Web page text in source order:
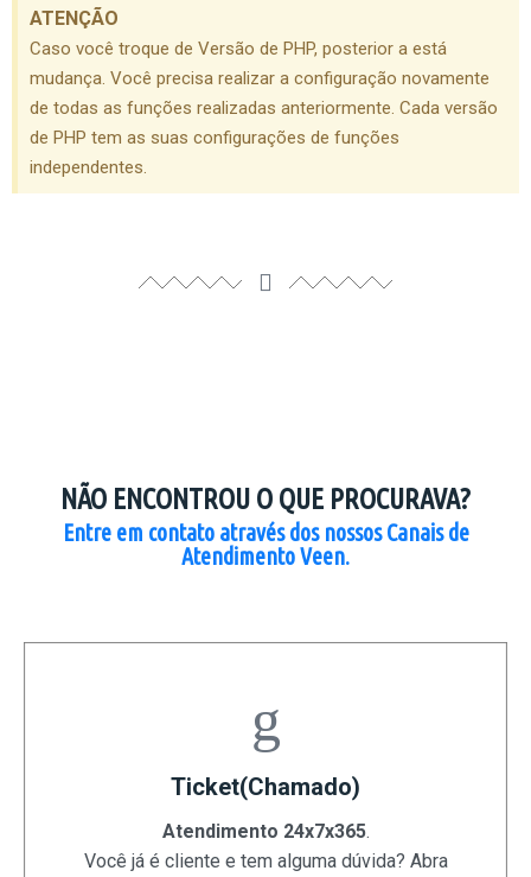
ATENÇÃO
Caso você troque de Versão de PHP, posterior a está
mudança. Você precisa realizar a configuração novamente
de todas as funções realizadas anteriormente. Cada versão
de PHP tem as suas configurações de funções
independentes.
NÃO ENCONTROU O QUE PROCURAVA?
Entre em contato através dos nossos Canais de
Atendimento Veen.
Ticket(Chamado)
Atendimento 24x7x365.
Você já é cliente e tem alguma dúvida? Abra